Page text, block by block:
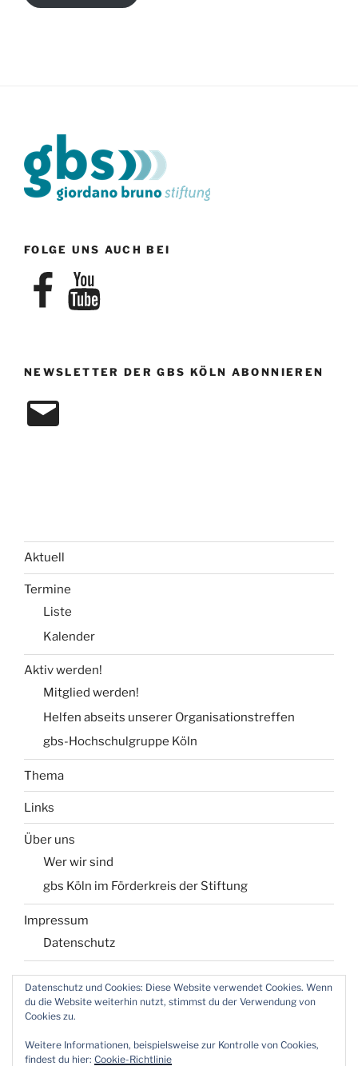
FOLGE UNS AUCH BEI
FacebookYouTube
NEWSLETTER DER GBS KÖLN ABONNIEREN
E-
Mail
Aktuell
Termine
Liste
Kalender
Aktiv werden!
Mitglied werden!
Helfen abseits unserer Organisationstreffen
gbs-Hochschulgruppe Köln
Thema
Links
Über uns
Wer wir sind
gbs Köln im Förderkreis der Stiftung
Impressum
Datenschutz
Login für Webmaster
Datenschutz und Cookies: Diese Website verwendet Cookies. Wenn
du die Website weiterhin nutzt, stimmst du der Verwendung von
Cookies zu.
Weitere Informationen, beispielsweise zur Kontrolle von Cookies,
findest du hier: Cookie-Richtlinie